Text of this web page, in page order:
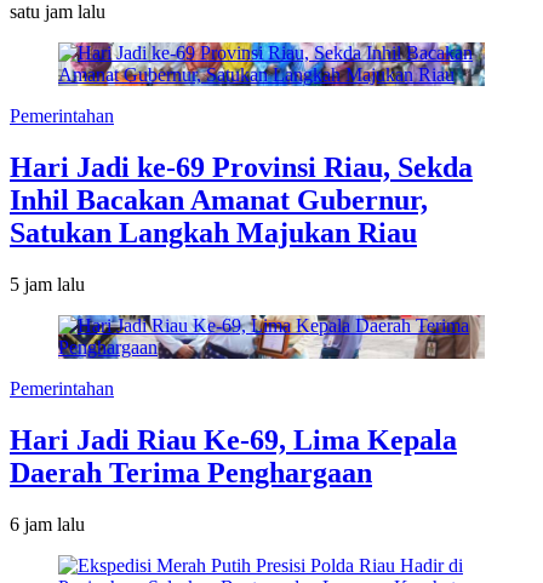
satu jam lalu
Pemerintahan
Hari Jadi ke-69 Provinsi Riau, Sekda
Inhil Bacakan Amanat Gubernur,
Satukan Langkah Majukan Riau
5 jam lalu
Pemerintahan
Hari Jadi Riau Ke-69, Lima Kepala
Daerah Terima Penghargaan
6 jam lalu